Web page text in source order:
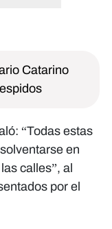
Catarino
“Todas estas
en
calles”, al
por el